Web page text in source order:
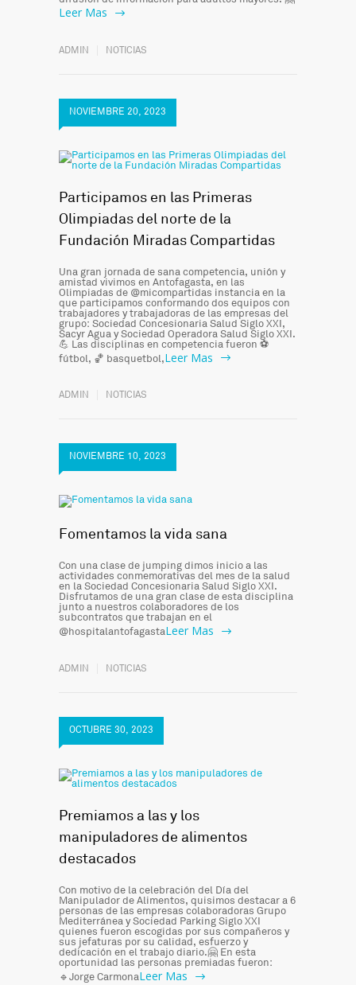
Leer Mas
ADMIN NOTICIAS
NOVIEMBRE 20, 2023
Participamos en las Primeras
Olimpiadas del norte de la
Fundación Miradas Compartidas
Una gran jornada de sana competencia, unión y
amistad vivimos en Antofagasta, en las
Olimpiadas de @micompartidas instancia en la
que participamos conformando dos equipos con
trabajadores y trabajadoras de las empresas del
grupo: Sociedad Concesionaria Salud Siglo XXI,
Sacyr Agua y Sociedad Operadora Salud Siglo XXI.
💪 Las disciplinas en competencia fueron ⚽
fútbol, 🏀 basquetbol,Leer Mas
ADMIN NOTICIAS
NOVIEMBRE 10, 2023
Fomentamos la vida sana
Con una clase de jumping dimos inicio a las
actividades conmemorativas del mes de la salud
en la Sociedad Concesionaria Salud Siglo XXI.
Disfrutamos de una gran clase de esta disciplina
junto a nuestros colaboradores de los
subcontratos que trabajan en el
@hospitalantofagastaLeer Mas
ADMIN NOTICIAS
OCTUBRE 30, 2023
Premiamos a las y los
manipuladores de alimentos
destacados
Con motivo de la celebración del Día del
Manipulador de Alimentos, quisimos destacar a 6
personas de las empresas colaboradoras Grupo
Mediterránea y Sociedad Parking Siglo XXI
quienes fueron escogidas por sus compañeros y
sus jefaturas por su calidad, esfuerzo y
dedicación en el trabajo diario.🤗 En esta
oportunidad las personas premiadas fueron:
🔹Jorge CarmonaLeer Mas